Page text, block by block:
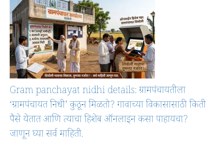
Gram panchayat nidhi details: ग्रामपंचायतीला
‘ग्रामपंचायत निधी’ कुठून मिळतो? गावाच्या विकासासाठी किती
पैसे येतात आणि त्याचा हिशेब ऑनलाइन कसा पाहायचा?
जाणून घ्या सर्व माहिती.